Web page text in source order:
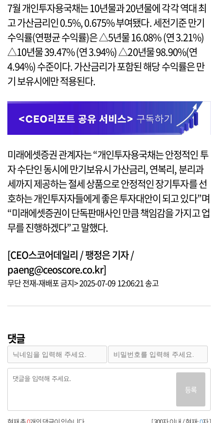
7월 개인투자용국채는 10년물과 20년물에 각각 역대 최
고 가산금리인 0.5%, 0.675% 부여됐다. 세전기준 만기
수익률(연평균 수익률)은 △5년물 16.08% (연 3.21%)
△10년물 39.47% (연 3.94%) △20년물 98.90%(연
4.94%) 수준이다. 가산금리가 포함된 해당 수익률은 만
기 보유시에만 적용된다.
미래에셋증권 관계자는 “개인투자용국채는 안정적인 투
자 수단인 동시에 만기보유시 가산금리, 연복리, 분리과
세까지 제공하는 절세 상품으로 안정적인 장기투자를 선
호하는 개인투자자들에게 좋은 투자대안이 되고 있다”며
“미래에셋증권이 단독판매사인 만큼 책임감을 가지고 업
무를 진행하겠다”고 말했다.
[CEO스코어데일리 / 팽정은 기자 /
paeng@ceoscore.co.kr]
무단 전재-재배포 금지> 2025-07-09 12:06:21 송고
댓글
등록